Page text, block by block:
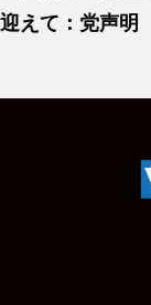
迎えて：党声明